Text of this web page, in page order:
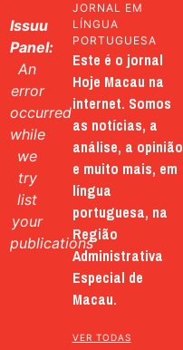
Issuu
Panel:
An
error
occurred
while
we
try
list
your
publications
JORNAL EM
LÍNGUA
PORTUGUESA
Este é o jornal
Hoje Macau na
internet. Somos
as notícias, a
análise, a opinião
e muito mais, em
língua
portuguesa, na
Região
Administrativa
Especial de
Macau.
VER TODAS